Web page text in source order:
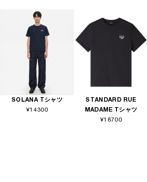
SOLANA Tシャツ
¥14300
STANDARD RUE
MADAME Tシャツ
¥18700